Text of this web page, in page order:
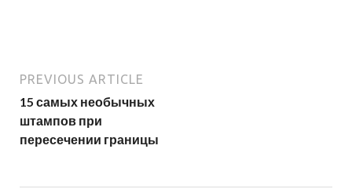
PREVIOUS ARTICLE
15 самых необычных
штампов при
пересечении границы